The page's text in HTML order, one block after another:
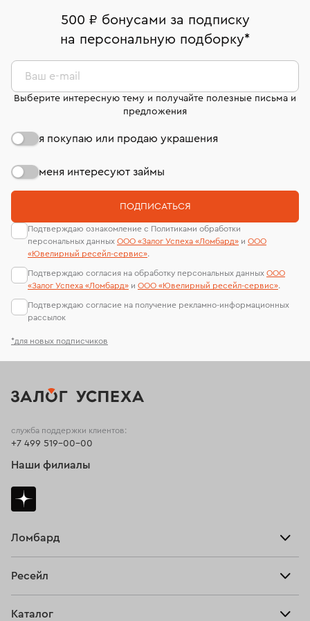
комиссионных украшений и часов смотрите на
странице«Возврат украшений»
Москва, ул. Грузинский Вал, д. 28/45
Срок бронирования украшения при самовывозе из
Оплата наличными или картой
Система быстрых платежей (по QR-коду)
В кредит от Т-Банка (до 50 000 руб., на 3–6 мес.)
номер (УИН)
На особо ценные изделия получены
сертификаты МГУ и других геммологических
лабораторий
500 ₽ бонусами за подписку
на персональную подборку*
*для новых подписчиков
Ваш e-mail
Выберите интересную тему и получайте полезные письма и
предложения
я покупаю или продаю украшения
меня интересуют займы
ПОДПИСАТЬСЯ
Подтверждаю ознакомление с Политиками обработки
персональных данных ООО «Залог Успеха «Ломбард» и ООО
«Ювелирный ресейл-сервиc».
Подтверждаю согласия на обработку персональных данных ООО
«Залог Успеха «Ломбард» и ООО «Ювелирный ресейл-сервиc».
Подтверждаю согласие на получение рекламно-информационных
рассылок
Ломбард
Тарифы
Ресейл
Каталог
служба поддержки клиентов:
+7 499 519-00-00
Наши филиалы